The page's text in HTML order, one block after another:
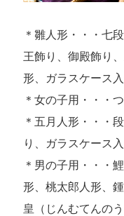
＊雛人形・・・七
王飾り、御殿飾り
形、ガラスケース入
＊女の子用・・・
＊五月人形・・・
り、ガラスケース入
＊男の子用・・・
形、桃太郎人形、
皇（じんむてんの